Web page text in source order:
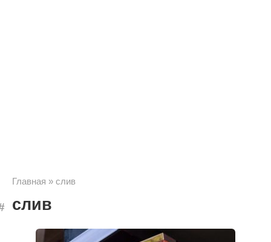
Главная » слив
слив